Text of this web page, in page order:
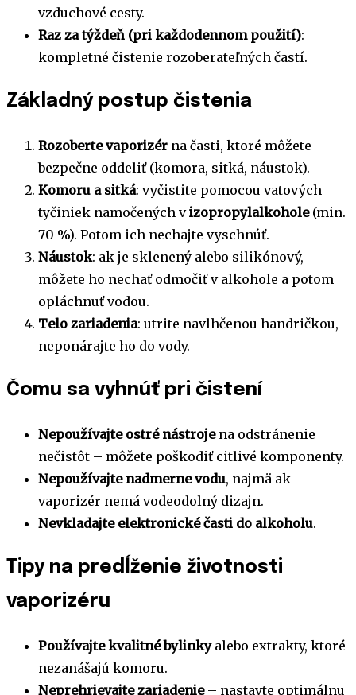
vzduchové cesty.
Raz za týždeň (pri každodennom použití):
kompletné čistenie rozoberateľných častí.
Základný postup čistenia
Rozoberte vaporizér na časti, ktoré môžete
bezpečne oddeliť (komora, sitká, náustok).
Komoru a sitká: vyčistite pomocou vatových
tyčiniek namočených vizopropylalkohole(min.
70 %). Potom ich nechajte vyschnúť.
Náustok: ak je sklenený alebo silikónový,
môžete ho nechať odmočiť v alkohole a potom
opláchnuť vodou.
Telo zariadenia: utrite navlhčenou handričkou,
neponárajte ho do vody.
Čomu sa vyhnúť pri čistení
Nepoužívajte ostré nástrojena odstránenie
nečistôt – môžete poškodiť citlivé komponenty.
Nepoužívajte nadmerne vodu, najmä ak
vaporizér nemá vodeodolný dizajn.
Nevkladajte elektronické časti do alkoholu.
Tipy na predĺženie životnosti
vaporizéru
Používajte kvalitné bylinkyalebo extrakty, ktoré
nezanášajú komoru.
Neprehrievajte zariadenie– nastavte optimálnu